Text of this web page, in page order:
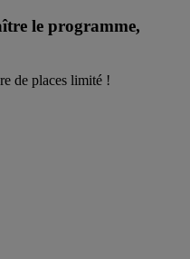
le programme,
de places limité !